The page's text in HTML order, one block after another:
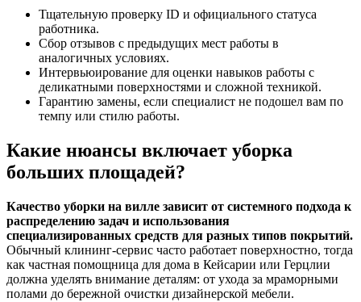
Тщательную проверку ID и официального статуса
работника.
Сбор отзывов с предыдущих мест работы в
аналогичных условиях.
Интервьюирование для оценки навыков работы с
деликатными поверхностями и сложной техникой.
Гарантию замены, если специалист не подошел вам по
темпу или стилю работы.
Какие нюансы включает уборка
больших площадей?
Качество уборки на вилле зависит от системного подхода к
распределению задач и использования
специализированных средств для разных типов покрытий.
Обычный клининг-сервис часто работает поверхностно, тогда
как частная помощница для дома в Кейсарии или Герцлии
должна уделять внимание деталям: от ухода за мраморными
полами до бережной очистки дизайнерской мебели.